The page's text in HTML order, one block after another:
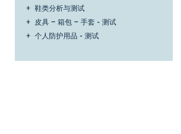
鞋类分析与测试
皮具 – 箱包 – 手套 - 测试
个人防护用品 - 测试